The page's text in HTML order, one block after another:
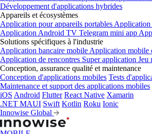
Développement d'applications hybrides
Appareils et écosystèmes
Application pour appareils portables
Application Android TV Telegram mini app
Solutions spécifiques à l'industrie
Application bancaire mobile Application mobile
Application de rencontres Super application Jeu
Conception, assurance qualité et maintenance
Conception d'applications mobiles Tests
Maintenance et support des applications mobiles
iOS Android Flutter React Native Xamarin
.NET MAUI Swift Kotlin Roku Ionic
Innowise Global